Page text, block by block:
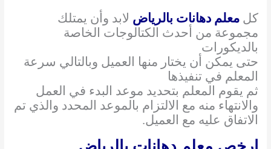
كلمعلم دهانات بالرياض لابد وأن يمتلك
مجموعة من أحدث الكتالوجات الخاصة
بالديكورات
حتى يمكن أن يختار منها العميل وبالتالي سرعة
المعلم في تنفيذها
ثم يقوم المعلم بتحديد موعد البدء في العمل
والانتهاء منه مع الالتزام بالموعد المحدد والذي تم
الاتفاق عليه مع العميل.